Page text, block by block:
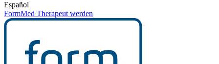
Español
FormMed Therapeut werden